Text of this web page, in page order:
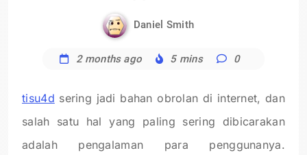
Daniel Smith
2 months ago 5 mins 0
tisu4d sering jadi bahan obrolan di internet, dan
salah satu hal yang paling sering dibicarakan
adalah pengalaman para penggunanya.